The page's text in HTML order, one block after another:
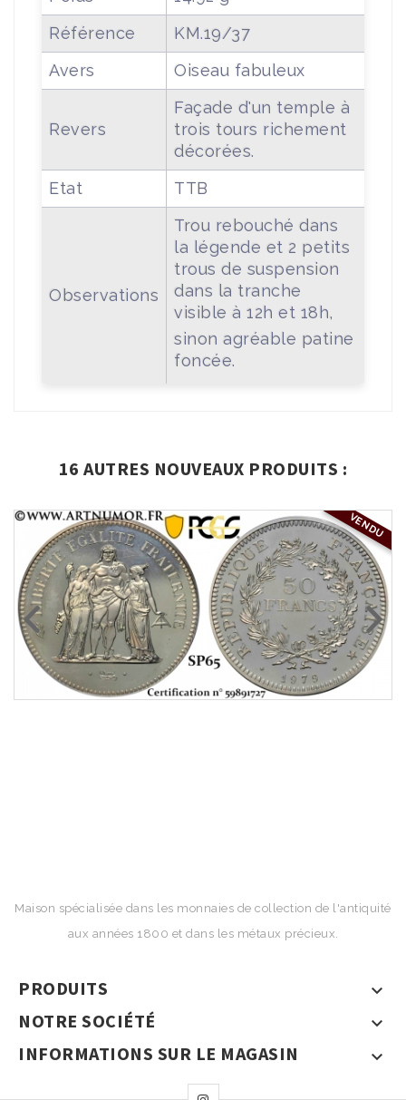
Référence
KM.19/37
Avers
Oiseau fabuleux
Revers
Façade d'un temple à
trois tours richement
décorées.
Etat
TTB
Observations
Trou rebouché dans
la légende et 2 petits
trous de suspension
dans la tranche
visible à 12h et 18h,
sinon agréable patine
foncée.
16 AUTRES NOUVEAUX PRODUITS :
VENDU
Maison spécialisée dans les monnaies de collection de l'antiquité
aux années 1800 et dans les métaux précieux.
PRODUITS 
NOTRE SOCIÉTÉ 
INFORMATIONS SUR LE MAGASIN 